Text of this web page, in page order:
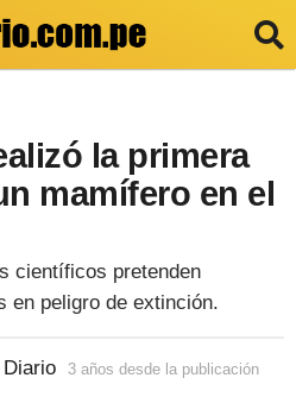
la primera
mamífero en el
científicos pretenden
en peligro de extinción.
Diario 3 años desde la publicación